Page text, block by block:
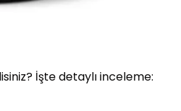
İşte detaylı inceleme: